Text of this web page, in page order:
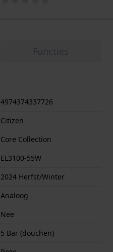
4974374337726
Citizen
Core Collection
EL3100-55W
2024 Herfst/Winter
Analoog
Nee
5 Bar (douchen)